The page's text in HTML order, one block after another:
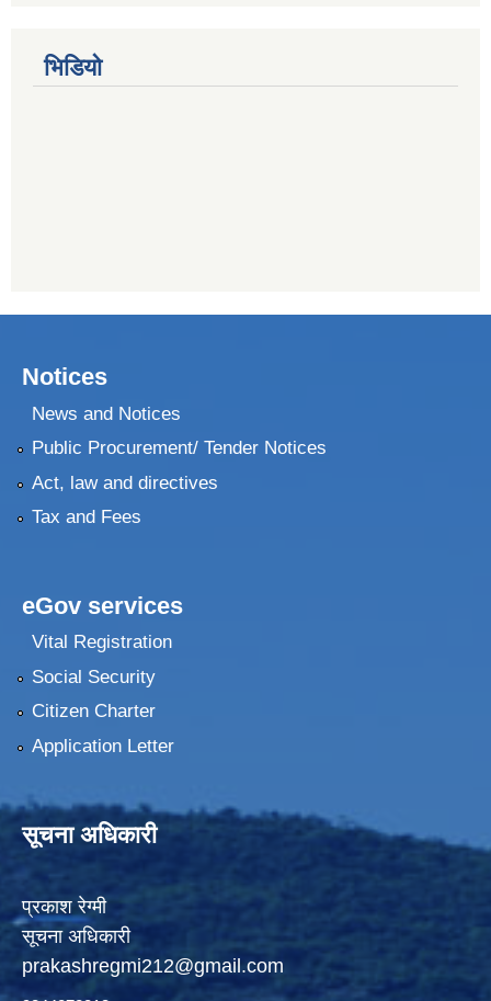
भिडियो
Notices
News and Notices
Public Procurement/ Tender Notices
Act, law and directives
Tax and Fees
eGov services
Vital Registration
Social Security
Citizen Charter
Application Letter
सूचना अधिकारी
प्रकाश रेग्मी
सूचना अधिकारी
prakashregmi212@gmail.com